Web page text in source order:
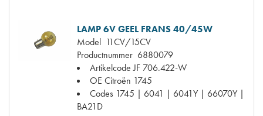
LAMP 6V GEEL FRANS 40/45W
Model 11CV/15CV
Productnummer 6880079
Artikelcode JF 706.422-W
OE Citroën 1745
Codes 1745 | 6041 | 6041Y | 66070Y |
BA21D